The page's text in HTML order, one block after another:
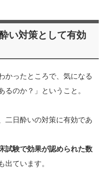
い対策として有効
かったところで、気になる
のか？」ということ。
二日酔いの対策に有効であ
試験で効果が認められた数
出ています。